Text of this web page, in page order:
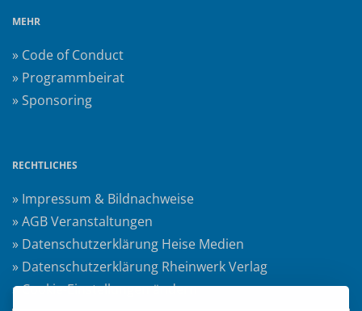
MEHR
» Code of Conduct
» Programmbeirat
» Sponsoring
RECHTLICHES
» Impressum & Bildnachweise
» AGB Veranstaltungen
» Datenschutzerklärung Heise Medien
» Datenschutzerklärung Rheinwerk Verlag
» Cookie-Einstellungen ändern